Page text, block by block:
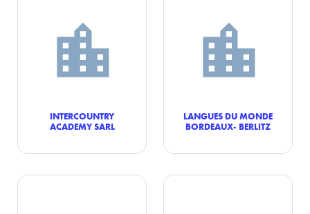
INTERCOUNTRY
ACADEMY SARL
LANGUES DU MONDE
BORDEAUX- BERLITZ